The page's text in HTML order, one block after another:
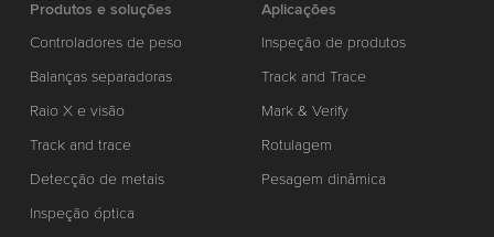
Produtos e soluções
Controladores de peso
Balanças separadoras
Raio X e visão
Track and trace
Detecção de metais
Inspeção óptica
Aplicações
Inspeção de produtos
Track and Trace
Mark & Verify
Rotulagem
Pesagem dinâmica